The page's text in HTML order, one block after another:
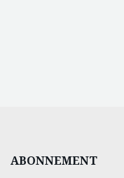
ABONNEMENT